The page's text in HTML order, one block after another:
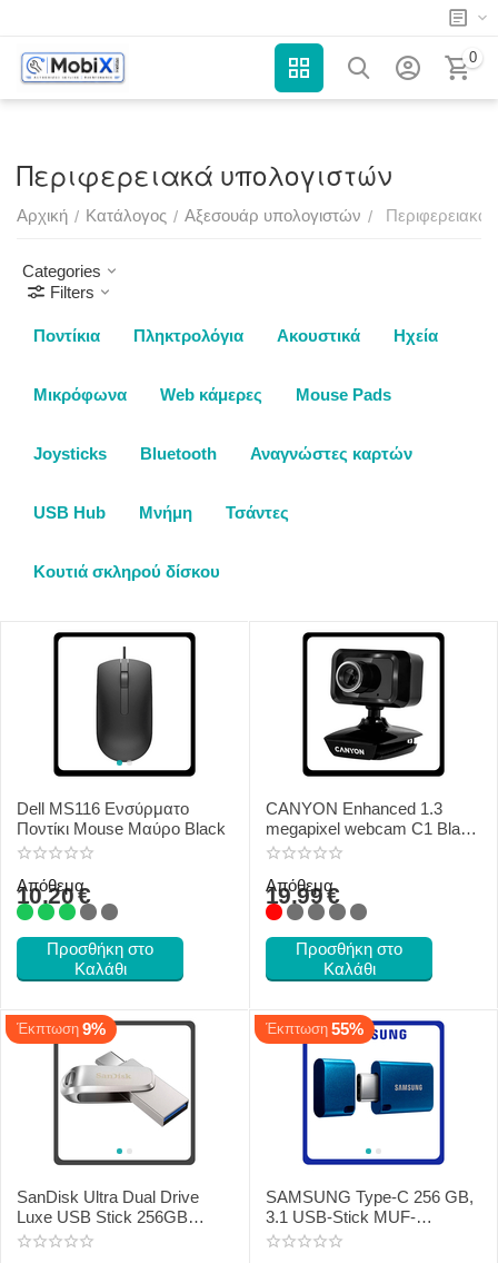
0
Περιφερειακά υπολογιστών
Αρχική / Κατάλογος / Αξεσουάρ υπολογιστών / Περιφερειακά
Categories
Filters
Ποντίκια Πληκτρολόγια Ακουστικά Ηχεία
Μικρόφωνα Web κάμερες Mouse Pads
Joysticks Bluetooth Αναγνώστες καρτών
USB Hub Μνήμη Τσάντες
Κουτιά σκληρού δίσκου
Dell MS116 Ενσύρματο
Ποντίκι Mouse Μαύρο Black
10.20€
Απόθεμα
Προσθήκη στο
Καλάθι
CANYON Enhanced 1.3
megapixel webcam C1 Black
Μαύρο
19.99€
Απόθεμα
Προσθήκη στο
Καλάθι
Έκπτωση 9%
SanDisk Ultra Dual Drive
Luxe USB Stick 256GB
SDDDC4-256G-G46
Έκπτωση 55%
SAMSUNG Type-C 256 GB,
3.1 USB-Stick MUF-
256DA/APC